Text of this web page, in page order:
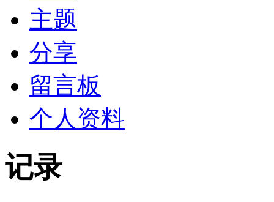
主题
分享
留言板
个人资料
记录